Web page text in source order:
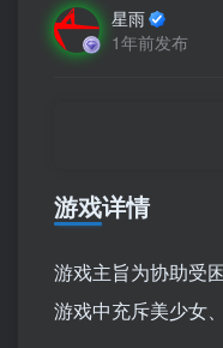
星雨
1年前发布
游戏详情
游戏主旨为协助受
游戏中充斥美少女